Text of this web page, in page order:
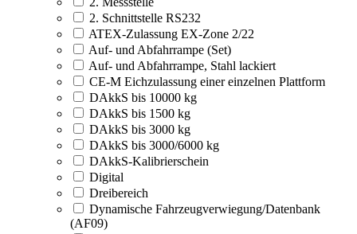
2. Schnittstelle RS232
ATEX-Zulassung EX-Zone 2/22
Auf- und Abfahrrampe (Set)
Auf- und Abfahrrampe, Stahl lackiert
CE-M Eichzulassung einer einzelnen Plattform
DAkkS bis 10000 kg
DAkkS bis 1500 kg
DAkkS bis 3000 kg
DAkkS bis 3000/6000 kg
DAkkS-Kalibrierschein
Digital
Dreibereich
Dynamische Fahrzeugverwiegung/Datenbank
(AF09)